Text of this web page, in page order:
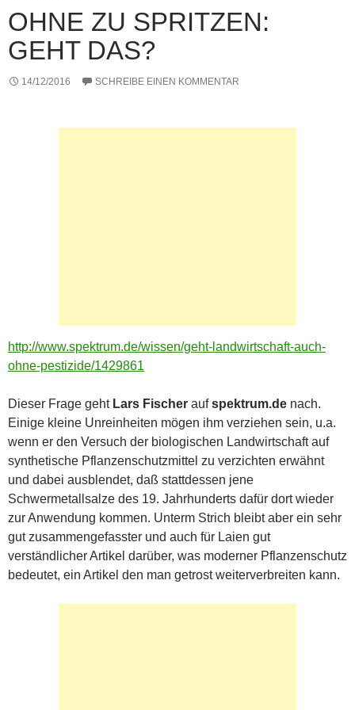
OHNE ZU SPRITZEN:
GEHT DAS?
14/12/2016 SCHREIBE EINEN KOMMENTAR
http://www.spektrum.de/wissen/geht-landwirtschaft-auch-
ohne-pestizide/1429861
Dieser Frage geht Lars Fischer aufspektrum.de nach.
Einige kleine Unreinheiten mögen ihm verziehen sein, u.a.
wenn er den Versuch der biologischen Landwirtschaft auf
synthetische Pflanzenschutzmittel zu verzichten erwähnt
und dabei ausblendet, daß stattdessen jene
Schwermetallsalze des 19. Jahrhunderts dafür dort wieder
zur Anwendung kommen. Unterm Strich bleibt aber ein sehr
gut zusammengefasster und auch für Laien gut
verständlicher Artikel darüber, was moderner Pflanzenschutz
bedeutet, ein Artikel den man getrost weiterverbreiten kann.